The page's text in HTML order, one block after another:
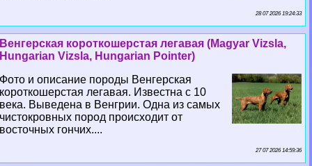
28 07 2026 19:24:33
Венгерская короткошерстая легавая (Magyar Vizsla,
Hungarian Vizsla, Hungarian Pointer)
Фото и описание породы Венгерская
короткошерстая легавая. Известна с 10
века. Выведена в Венгрии. Одна из самых
чистокровных пород происходит от
восточных гончих....
27 07 2026 14:59:36